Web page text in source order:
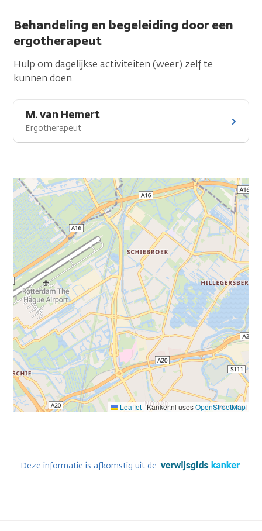
Behandeling en begeleiding door een
ergotherapeut
Hulp om dagelijkse activiteiten (weer) zelf te
kunnen doen.
M. van Hemert
Ergotherapeut
Leaflet |Kanker.nl usesOpenStreetMap
Deze informatie is afkomstig uit de